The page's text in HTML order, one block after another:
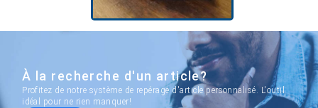
À la recherche d'un article?
Profitez de notre système de repérage d'article personnalisé. L'outil
idéal pour ne rien manquer!